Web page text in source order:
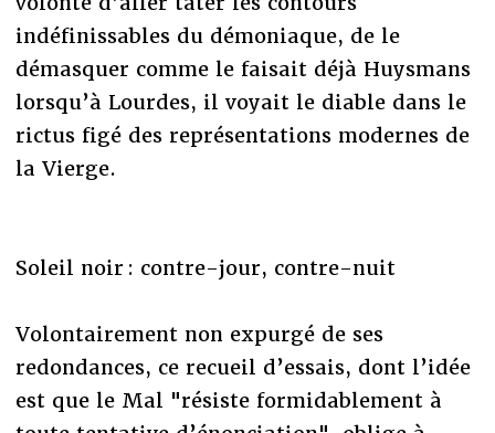
indéfinissables du démoniaque, de le
démasquer comme le faisait déjà Huysmans
lorsqu’à Lourdes, il voyait le diable dans le
rictus figé des représentations modernes de
la Vierge.
Soleil noir : contre-jour, contre-nuit
Volontairement non expurgé de ses
redondances, ce recueil d’essais, dont l’idée
est que le Mal "résiste formidablement à